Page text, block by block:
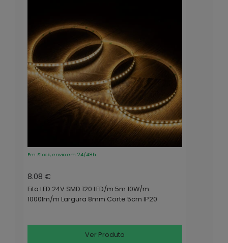
Em Stock, envio em 24/48h
8.08 €
Fita LED 24V SMD 120 LED/m 5m 10W/m
1000lm/m Largura 8mm Corte 5cm IP20
Ver Produto